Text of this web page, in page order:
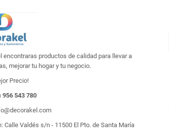
encontraras productos de calidad para llevar a
mejorar tu hogar y tu negocio.
Precio!
956 543 780
Calle Valdés s/n - 11500 El Pto. de Santa María